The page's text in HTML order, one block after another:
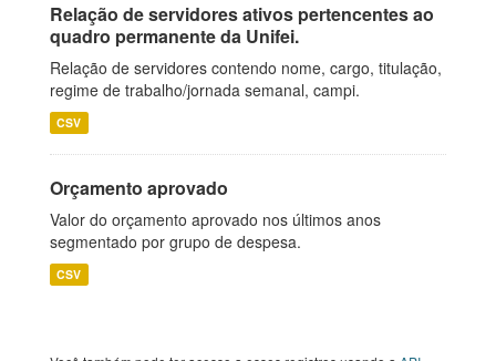
Relação de servidores ativos pertencentes ao
quadro permanente da Unifei.
Relação de servidores contendo nome, cargo, titulação,
regime de trabalho/jornada semanal, campi.
CSV
Orçamento aprovado
Valor do orçamento aprovado nos últimos anos
segmentado por grupo de despesa.
CSV